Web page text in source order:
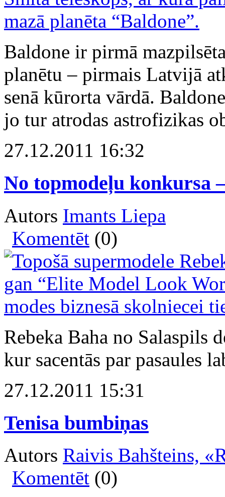
Baldone ir pirmā
planētu – pirmais Latvijā
senā kūrorta vārdā.
jo tur atrodas astrofizikas
27.12.2011 16:32
No topmodeļu konkursa
Autors Imants Liepa
Komentēt (0)
Rebeka Baha no Salaspils
kur sacentās par pasaules
27.12.2011 15:31
Tenisa bumbiņas
Autors Raivis Bahšteins,
Komentēt (0)